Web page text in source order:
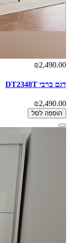
₪2,490.00
דגם ברבי DT2348T
₪2,490.00
הוספה לסל